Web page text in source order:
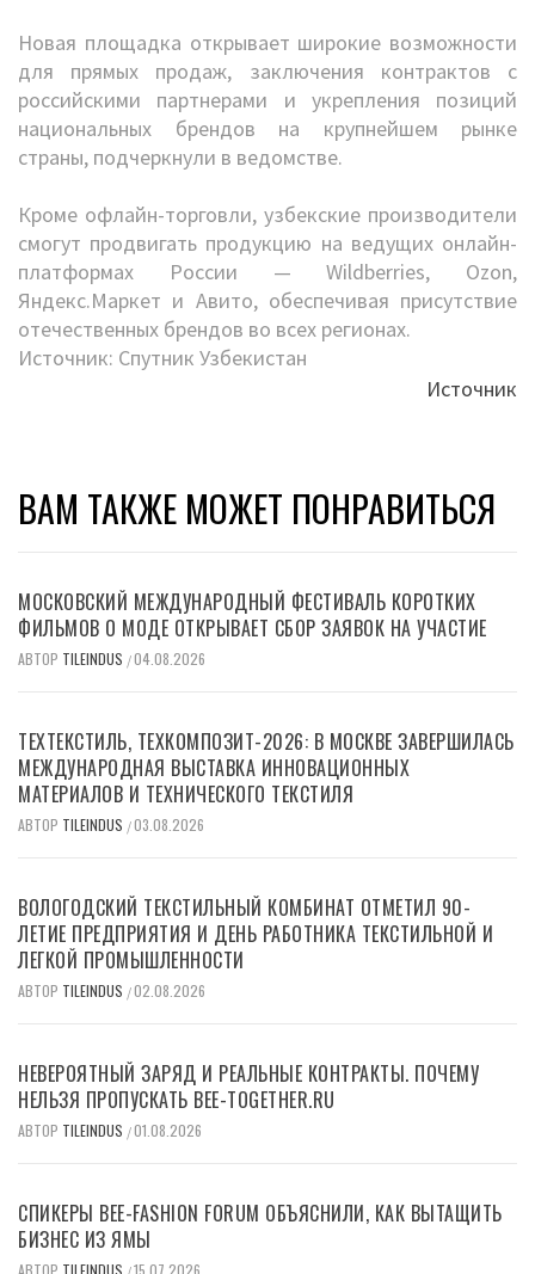
Новая площадка открывает широкие возможности
для прямых продаж, заключения контрактов с
российскими партнерами и укрепления позиций
национальных брендов на крупнейшем рынке
страны, подчеркнули в ведомстве.
Кроме офлайн-торговли, узбекские производители
смогут продвигать продукцию на ведущих онлайн-
платформах России — Wildberries, Ozon,
Яндекс.Маркет и Авито, обеспечивая присутствие
отечественных брендов во всех регионах.
Источник: Спутник Узбекистан
Источник
ВАМ ТАКЖЕ МОЖЕТ ПОНРАВИТЬСЯ
МОСКОВСКИЙ МЕЖДУНАРОДНЫЙ ФЕСТИВАЛЬ КОРОТКИХ
ФИЛЬМОВ О МОДЕ ОТКРЫВАЕТ СБОР ЗАЯВОК НА УЧАСТИЕ
АВТОР TILEINDUS /04.08.2026
ТЕХТЕКСТИЛЬ, ТЕХКОМПОЗИТ-2026: В МОСКВЕ ЗАВЕРШИЛАСЬ
МЕЖДУНАРОДНАЯ ВЫСТАВКА ИННОВАЦИОННЫХ
МАТЕРИАЛОВ И ТЕХНИЧЕСКОГО ТЕКСТИЛЯ
АВТОР TILEINDUS /03.08.2026
ВОЛОГОДСКИЙ ТЕКСТИЛЬНЫЙ КОМБИНАТ ОТМЕТИЛ 90-
ЛЕТИЕ ПРЕДПРИЯТИЯ И ДЕНЬ РАБОТНИКА ТЕКСТИЛЬНОЙ И
ЛЕГКОЙ ПРОМЫШЛЕННОСТИ
АВТОР TILEINDUS /02.08.2026
НЕВЕРОЯТНЫЙ ЗАРЯД И РЕАЛЬНЫЕ КОНТРАКТЫ. ПОЧЕМУ
НЕЛЬЗЯ ПРОПУСКАТЬ BEE-TOGETHER.RU
АВТОР TILEINDUS /01.08.2026
СПИКЕРЫ BEE-FASHION FORUM ОБЪЯСНИЛИ, КАК ВЫТАЩИТЬ
БИЗНЕС ИЗ ЯМЫ
АВТОР TILEINDUS 15.07.2026